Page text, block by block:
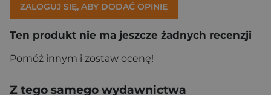
ZALOGUJ SIĘ, ABY DODAĆ OPINIĘ
Ten produkt nie ma jeszcze żadnych recenzji
Pomóż innym i zostaw ocenę!
Z tego samego wydawnictwa